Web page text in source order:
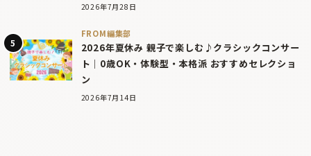
2026年7月28日
FROM編集部
2026年夏休み 親子で楽しむ♪クラシックコンサー
ト｜0歳OK・体験型・本格派 おすすめセレクショ
ン
2026年7月14日